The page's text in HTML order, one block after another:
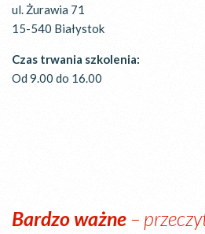
ul. Żurawia 71
15-540 Białystok
Czas trwania szkolenia:
Od 9.00 do 16.00
Bardzo ważne –